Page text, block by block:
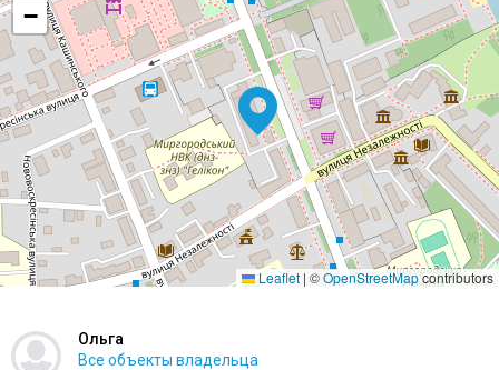
−
Leaflet | ©OpenStreetMapcontributors
Ольга
Все объекты владельца